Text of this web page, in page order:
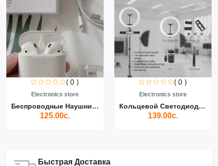
( 0 )
Electronics store
Беспроводные Наушники Air...
125.00с.
( 0 )
Electronics store
Кольцевой Светодиодный Св...
139.00с.
Быстрая Доставка